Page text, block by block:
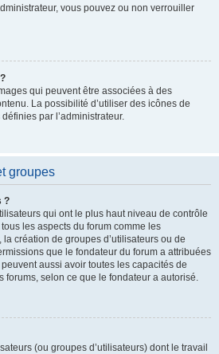
vous pouvez ou non verrouiller
qui peuvent être associées à des
La possibilité d’utiliser des icônes de
par l’administrateur.
groupes
?
qui ont le plus haut niveau de contrôle
les aspects du forum comme les
création de groupes d’utilisateurs ou de
que le fondateur du forum a attribuées
aussi avoir toutes les capacités de
forums, selon ce que le fondateur a autorisé.
(ou groupes d’utilisateurs) dont le travail